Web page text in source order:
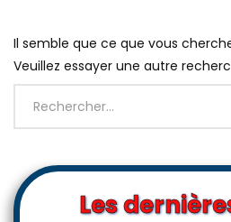
Il semble que ce que vous
Veuillez essayer une autre
Les